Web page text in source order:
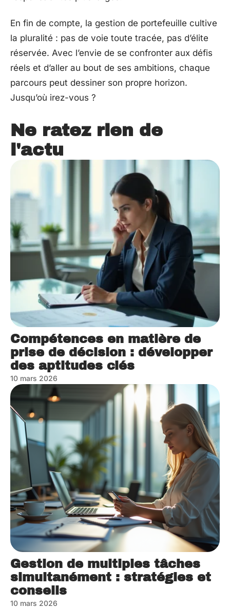
En fin de compte, la gestion de portefeuille cultive
la pluralité : pas de voie toute tracée, pas d’élite
réservée. Avec l’envie de se confronter aux défis
réels et d’aller au bout de ses ambitions, chaque
parcours peut dessiner son propre horizon.
Jusqu’où irez-vous ?
Ne ratez rien de
l'actu
Compétences en matière de
prise de décision : développer
des aptitudes clés
10 mars 2026
Gestion de multiples tâches
simultanément : stratégies et
conseils
10 mars 2026